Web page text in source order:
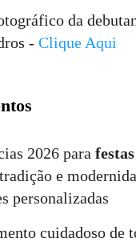
da
- Clique Aqui
2026 para
e
personalizadas
cuidadoso de